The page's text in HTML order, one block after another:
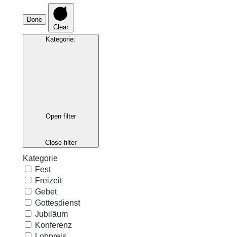
Done
Clear
Kategorie:
Open filter
Close filter
Kategorie
Fest
Freizeit
Gebet
Gottesdienst
Jubiläum
Konferenz